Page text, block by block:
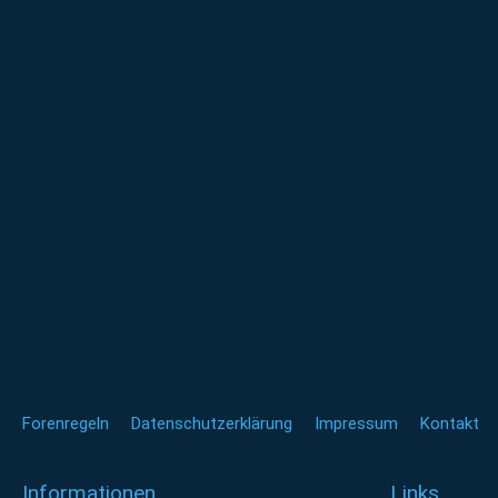
Forenregeln Datenschutzerklärung Impressum Kontakt